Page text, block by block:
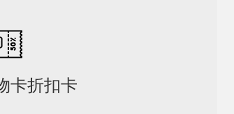
卡折扣卡